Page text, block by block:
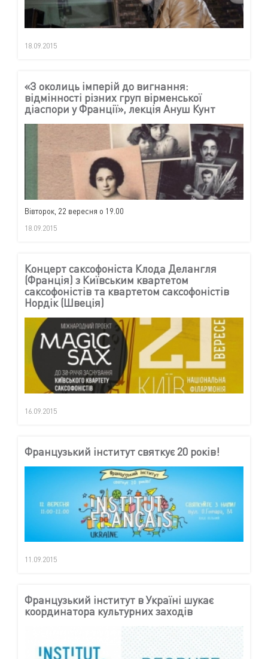
18.09.2015
«З околиць імперій до вигнання:
відмінності різних груп вірменської
діаспори у Франції», лекція Ануш Кунт
Вівторок, 22 вересня о 19.00
18.09.2015
Концерт саксофоніста Клода Делангля
(Франція) з Київським квартетом
саксофоністів та квартетом саксофоністів
Нордік (Швеція)
16.09.2015
Французький інститут святкує 20 років!
11.09.2015
Французький інститут в Україні шукає
координатора культурних заходів